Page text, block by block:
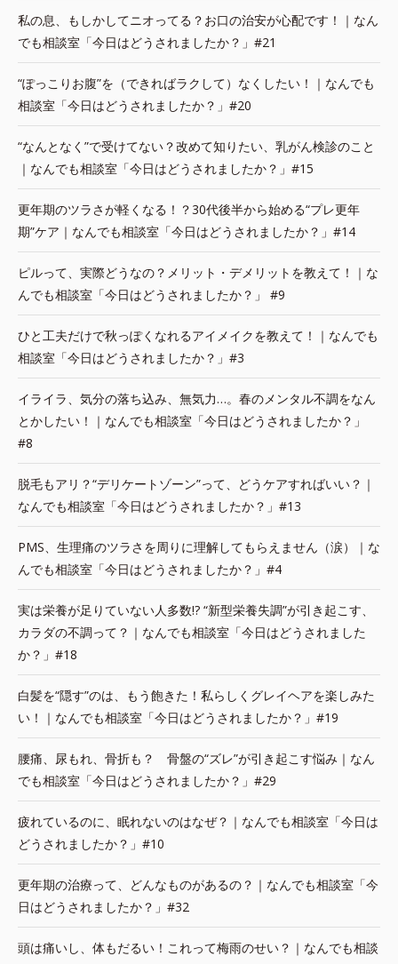
私の息、もしかしてニオってる？お口の治安が心配です！｜なん
でも相談室「今日はどうされましたか？」#21
“ぽっこりお腹”を（できればラクして）なくしたい！｜なんでも
相談室「今日はどうされましたか？」#20
“なんとなく”で受けてない？改めて知りたい、乳がん検診のこと
｜なんでも相談室「今日はどうされましたか？」#15
更年期のツラさが軽くなる！？30代後半から始める“プレ更年
期”ケア｜なんでも相談室「今日はどうされましたか？」#14
ピルって、実際どうなの？メリット・デメリットを教えて！｜な
んでも相談室「今日はどうされましたか？」 #9
ひと工夫だけで秋っぽくなれるアイメイクを教えて！｜なんでも
相談室「今日はどうされましたか？」#3
イライラ、気分の落ち込み、無気力…。春のメンタル不調をなん
とかしたい！｜なんでも相談室「今日はどうされましたか？」
#8
脱毛もアリ？“デリケートゾーン”って、どうケアすればいい？｜
なんでも相談室「今日はどうされましたか？」#13
PMS、生理痛のツラさを周りに理解してもらえません（涙）｜な
んでも相談室「今日はどうされましたか？」#4
実は栄養が足りていない人多数!? “新型栄養失調”が引き起こす、
カラダの不調って？｜なんでも相談室「今日はどうされました
か？」#18
白髪を“隠す”のは、もう飽きた！私らしくグレイヘアを楽しみた
い！｜なんでも相談室「今日はどうされましたか？」#19
腰痛、尿もれ、骨折も？ 骨盤の“ズレ”が引き起こす悩み｜なん
でも相談室「今日はどうされましたか？」#29
疲れているのに、眠れないのはなぜ？｜なんでも相談室「今日は
どうされましたか？」#10
更年期の治療って、どんなものがあるの？｜なんでも相談室「今
日はどうされましたか？」#32
頭は痛いし、体もだるい！これって梅雨のせい？｜なんでも相談